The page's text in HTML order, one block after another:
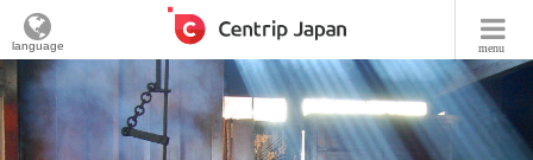
menu
language